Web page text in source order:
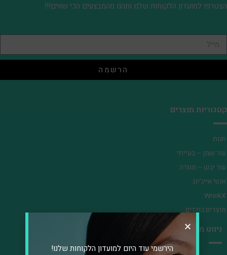
למועדון הלקוחות שלנו ותהנו מהמבצעים הכי שווים!!!
הרשמה
מוצרים
שמן – בעייתי
יבש – מגורה
אייג'ינג
בודדים
ניווט מהיר
הירשמי עוד היום למועדון הלקוחות שלנו!